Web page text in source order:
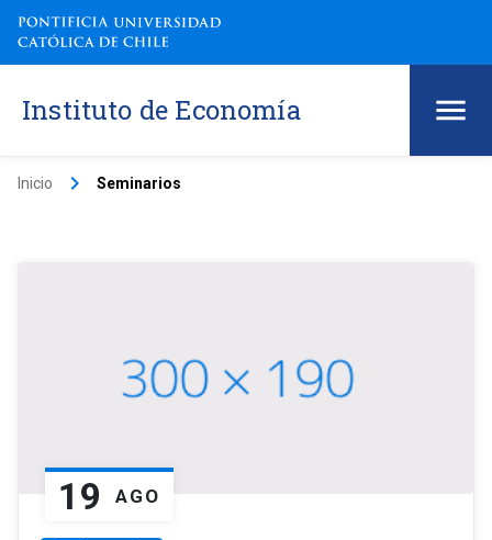
Instituto de Economía
Inicio keyboard_arrow_right Seminarios
19 AGO